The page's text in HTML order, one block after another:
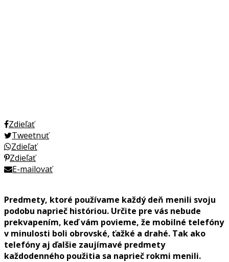
Zdieľať
Tweetnuť
Zdieľať
Zdieľať
E-mailovať
Predmety, ktoré používame každý deň menili svoju
podobu naprieč históriou. Určite pre vás nebude
prekvapením, keď vám povieme, že mobilné telefóny
v minulosti boli obrovské, ťažké a drahé. Tak ako
telefóny aj ďalšie zaujímavé predmety
každodenného použitia sa naprieč rokmi menili.